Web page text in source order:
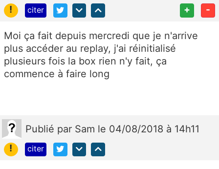
!
citer + -
Moi ça fait depuis mercredi que je n'arrive
plus accéder au replay, j'ai réinitialisé
plusieurs fois la box rien n'y fait, ça
commence à faire long
Publié par Sam le 04/08/2018 à 14h11
!
citer